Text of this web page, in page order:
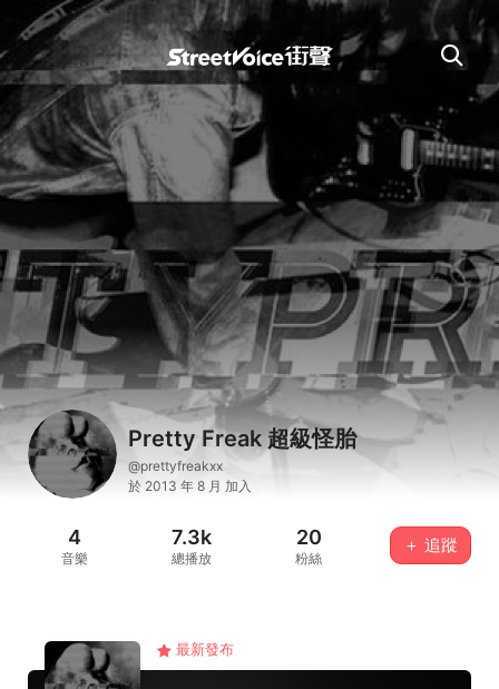
Pretty Freak 超級怪胎
@prettyfreakxx
於 2013 年 8 月 加入
4
音樂
7.3k
總播放
20
粉絲
＋ 追蹤
最新發布